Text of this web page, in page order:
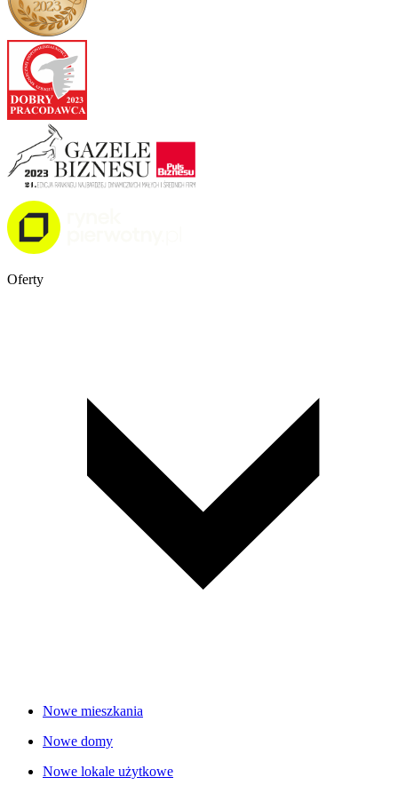
Oferty
Nowe mieszkania
Nowe domy
Nowe lokale użytkowe